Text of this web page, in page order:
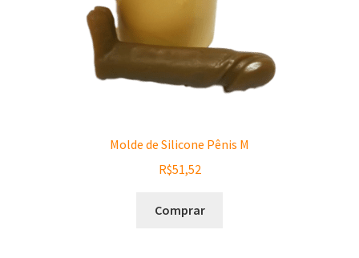
Molde de Silicone Pênis M
R$51,52
Comprar